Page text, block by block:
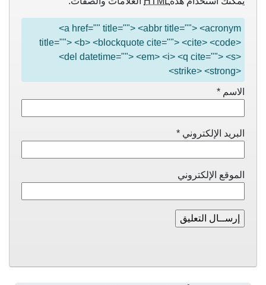
<a href="" title=""> <abbr title=""> <acronym
title=""> <b> <blockquote cite=""> <cite> <code>
<del datetime=""> <em> <i> <q cite=""> <s>
<strike> <strong>
الاسم *
البريد الإلكتروني *
الموقع الإلكتروني